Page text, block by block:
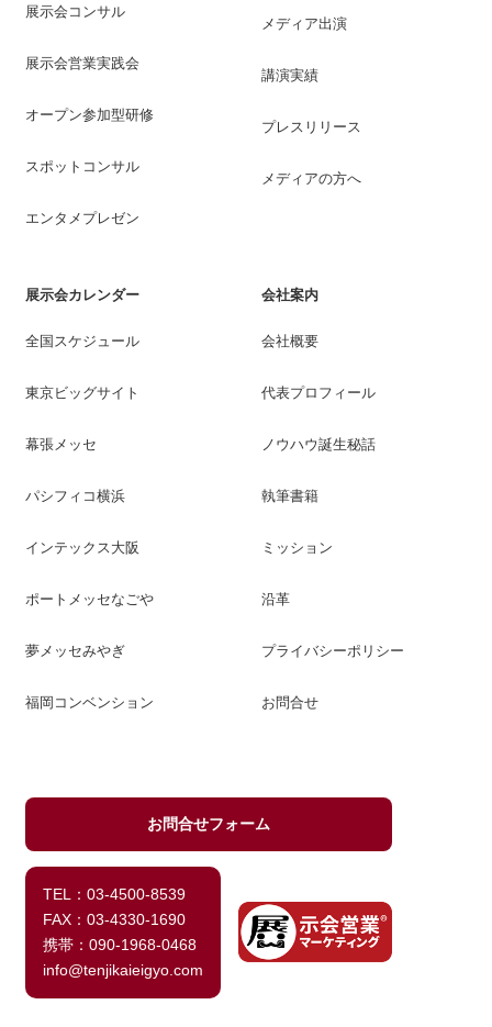
展示会コンサル
展示会営業実践会
オープン参加型研修
スポットコンサル
エンタメプレゼン
メディア出演
講演実績
プレスリリース
メディアの方へ
展示会カレンダー
全国スケジュール
東京ビッグサイト
幕張メッセ
パシフィコ横浜
インテックス大阪
ポートメッセなごや
夢メッセみやぎ
福岡コンベンション
会社案内
会社概要
代表プロフィール
ノウハウ誕生秘話
執筆書籍
ミッション
沿革
プライバシーポリシー
お問合せ
お問合せフォーム
TEL：03-4500-8539
FAX：03-4330-1690
携帯：090-1968-0468
info@tenjikaieigyo.com